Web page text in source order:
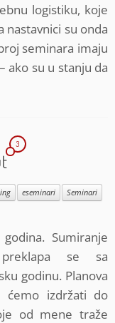
logistiku, koje
nastavnici su onda
seminara imaju
ako su u stanju da
3
eseminari
Seminari
Sumiranje
se sa
godinu. Planova
izdržati do
od mene traže